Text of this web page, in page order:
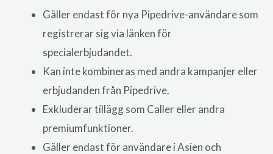
Gäller endast för nya Pipedrive-användare som
registrerar sig via länken för
specialerbjudandet.
Kan inte kombineras med andra kampanjer eller
erbjudanden från Pipedrive.
Exkluderar tillägg som Caller eller andra
premiumfunktioner.
Gäller endast för användare i Asien och